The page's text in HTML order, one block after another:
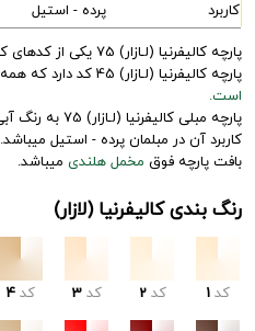
کاربرد
پرده - استیل
پارچه کالیفرنیا (لـازار) 75 یکی از کدهای کالیفرنیا (لـازار) هست.
پارچه کالیفرنیا (لـازار) 45 کد دارد که همه کدهای آن در سایت
است.
پارچه مبلی کالیفرنیا (لـازار) 75 به رنگ آبی لجنی میباشد.
کاربرد آن در مبلمان پرده - استیل میباشد.
بافت پارچه فوق مخمل هلندی میباشد.
رنگ بندی کالیفرنیا (لازار)
کد 1 کد 2 کد 3 کد 4